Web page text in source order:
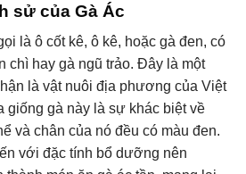
sử của Gà Ác
là ô cốt kê, ô kê, hoặc gà đen, có
chì hay gà ngũ trảo. Đây là một
là vật nuôi địa phương của Việt
giống gà này là sự khác biệt về
và chân của nó đều có màu đen.
với đặc tính bổ dưỡng nên